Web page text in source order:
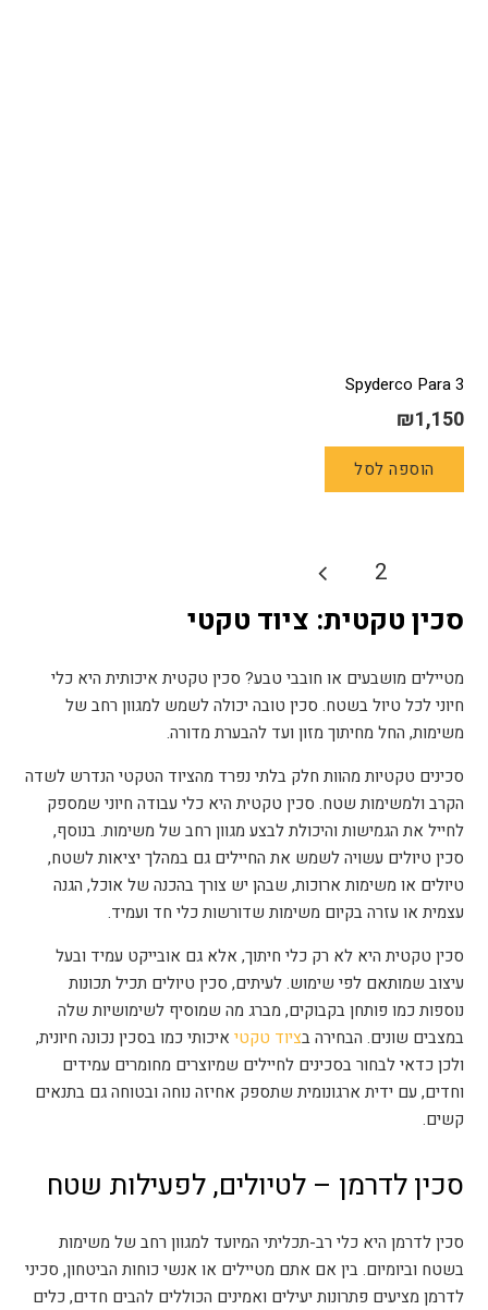
Spyderco Para 3
₪1,150
הוספה לסל
2
סכין טקטית: ציוד טקטי
מטיילים מושבעים או חובבי טבע? סכין טקטית איכותית היא כלי
חיוני לכל טיול בשטח. סכין טובה יכולה לשמש למגוון רחב של
משימות, החל מחיתוך מזון ועד להבערת מדורה.
סכינים טקטיות מהוות חלק בלתי נפרד מהציוד הטקטי הנדרש לשדה
הקרב ולמשימות שטח. סכין טקטית היא כלי עבודה חיוני שמספק
לחייל את הגמישות והיכולת לבצע מגוון רחב של משימות. בנוסף,
סכין טיולים עשויה לשמש את החיילים גם במהלך יציאות לשטח,
טיולים או משימות ארוכות, שבהן יש צורך בהכנה של אוכל, הגנה
עצמית או עזרה בקיום משימות שדורשות כלי חד ועמיד.
סכין טקטית היא לא רק כלי חיתוך, אלא גם אובייקט עמיד ובעל
עיצוב שמותאם לפי שימוש. לעיתים, סכין טיולים תכיל תכונות
נוספות כמו פותחן בקבוקים, מברג מה שמוסיף לשימושיות שלה
במצבים שונים. הבחירה בציוד טקטי איכותי כמו בסכין נכונה חיונית,
ולכן כדאי לבחור בסכינים לחיילים שמיוצרים מחומרים עמידים
וחדים, עם ידית ארגונומית שתספק אחיזה נוחה ובטוחה גם בתנאים
קשים.
סכין לדרמן – לטיולים, לפעילות שטח
סכין לדרמן היא כלי רב-תכליתי המיועד למגוון רחב של משימות
בשטח וביומיום. בין אם אתם מטיילים או אנשי כוחות הביטחון, סכיני
לדרמן מציעים פתרונות יעילים ואמינים הכוללים להבים חדים, כלים